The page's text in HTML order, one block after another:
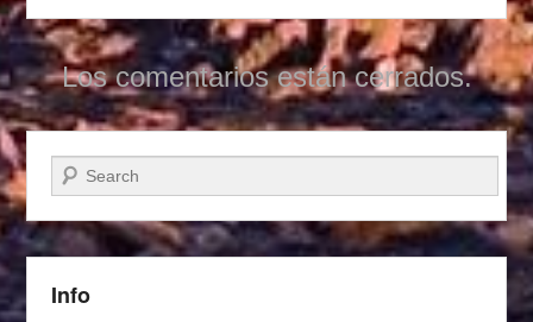
Los comentarios están cerrados.
Buscar
Info